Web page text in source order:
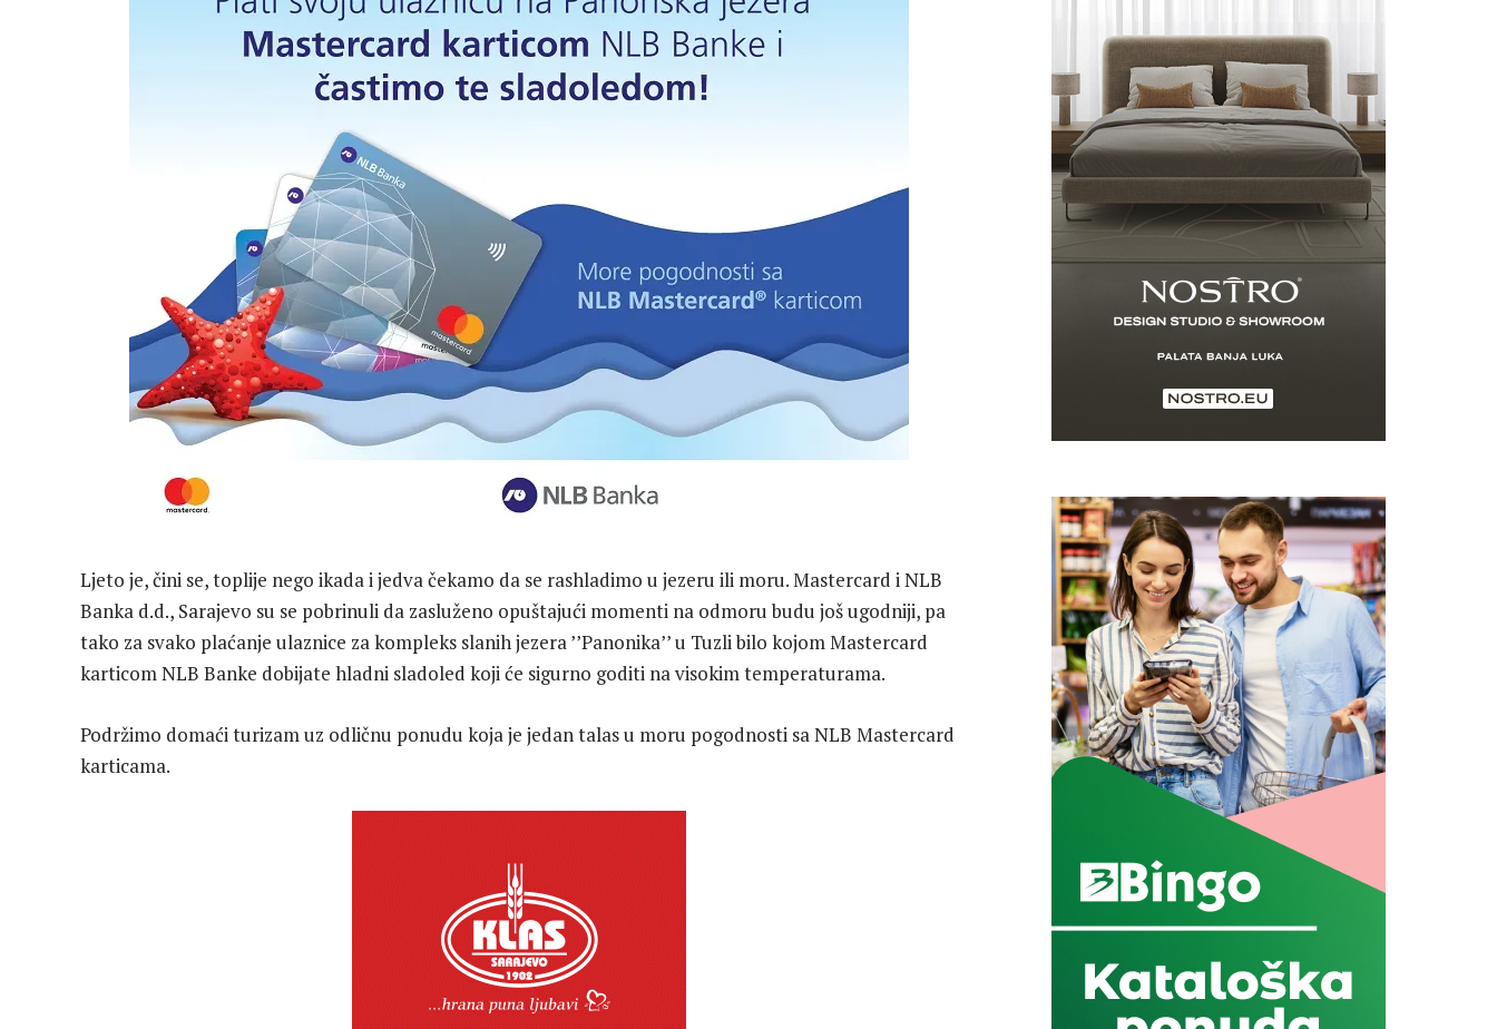
Ljeto je, čini se, toplije nego ikada i jedva čekamo da se rashladimo u jezeru ili moru. Mastercard i NLB
Banka d.d., Sarajevo su se pobrinuli da zasluženo opuštajući momenti na odmoru budu još ugodniji, pa
tako za svako plaćanje ulaznice za kompleks slanih jezera ’’Panonika’’ u Tuzli bilo kojom Mastercard
karticom NLB Banke dobijate hladni sladoled koji će sigurno goditi na visokim temperaturama.
Podržimo domaći turizam uz odličnu ponudu koja je jedan talas u moru pogodnosti sa NLB Mastercard
karticama.